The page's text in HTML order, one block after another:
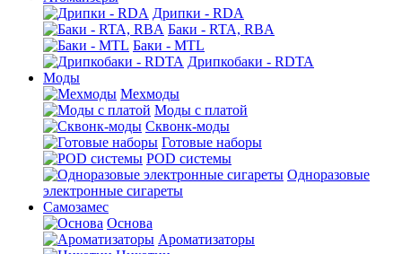
Дрипки - RDA
Баки - RTA, RBA
Баки - MTL
Дрипкобаки - RDTA
Моды
Мехмоды
Моды с платой
Сквонк-моды
Готовые наборы
POD системы
Одноразовые
электронные сигареты
Самозамес
Основа
Ароматизаторы